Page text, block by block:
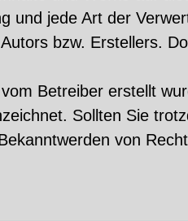
und jede Art der
bzw. Erstellers.
Betreiber erstellt
Sollten Sie
von